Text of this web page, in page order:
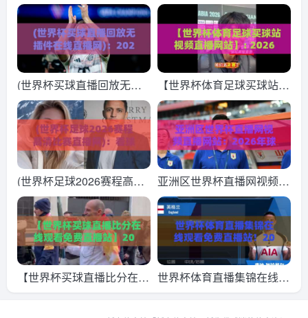
费高清观看直播】：2026
世界杯观赛新姿势，这些细
节你注意到了吗？
比赛直播网】：2026年球
迷必备观赛与数据分析指南
(世界杯买球直播回放无插
件在线直播网)：2026年观
赛指南，球迷必看的宝藏平
台
【世界杯体育足球买球站视
频直播网站】: 2026年观赛
新趋势与避坑指南
(世界杯足球2026赛程高清
比赛直播网)：看球不迷
路，这份观赛指南请收好！
亚洲区世界杯直播网视频直
播网站：2026年球迷必看
的五大观赛平台
【世界杯买球直播比分在线
观看免费直播站】2026年
世界杯体育直播集锦在线观
看免费直播站！2026年最